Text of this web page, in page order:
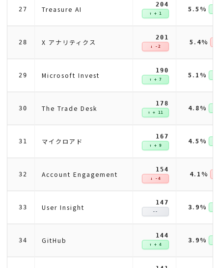
27 Treasure AI
204
↑ + 1 5.5%
28 X アナリティクス
201
↓ -2 5.4%
29 Microsoft Invest
190
↑ + 7 5.1%
30 The Trade Desk
178
↑ + 11 4.8%
31 マイクロアド
167
↑ + 9 4.5%
32 Account Engagement
154
↓ -4 4.1%
33 User Insight
147
-- 3.9%
34 GitHub
144
↑ + 4 3.9%